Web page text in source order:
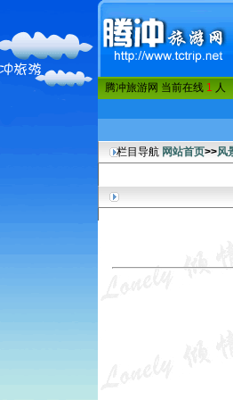
腾冲旅游网 当前在线 1 人
栏目导航 网站首页>>风